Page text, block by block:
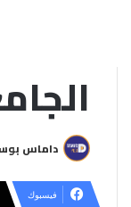
داماس
فيسبوك